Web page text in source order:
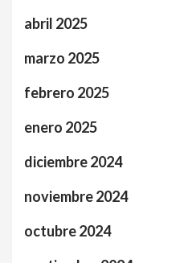
abril 2025
marzo 2025
febrero 2025
enero 2025
diciembre 2024
noviembre 2024
octubre 2024